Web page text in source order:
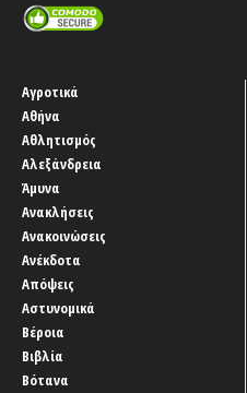
Αγροτικά
Αθήνα
Αθλητισμός
Αλεξάνδρεια
Άμυνα
Ανακλήσεις
Ανακοινώσεις
Ανέκδοτα
Απόψεις
Αστυνομικά
Βέροια
Βιβλία
Βότανα